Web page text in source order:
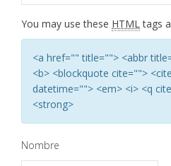
You may use these HTMLtags
<a href="" title=""> <abbr
<b> <blockquote cite="">
datetime=""> <em> <i> <q
<strong>
Nombre